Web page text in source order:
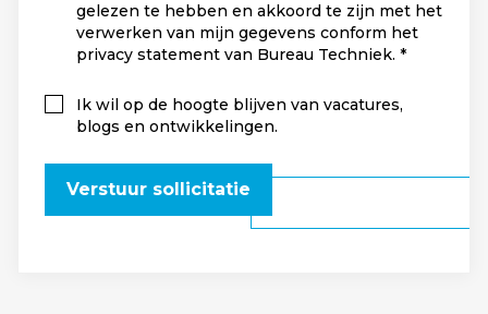
gelezen te hebben en akkoord te zijn met het
verwerken van mijn gegevens conform het
privacy statement van Bureau Techniek.
Ik wil op de hoogte blijven van vacatures,
blogs en ontwikkelingen.
Verstuur sollicitatie